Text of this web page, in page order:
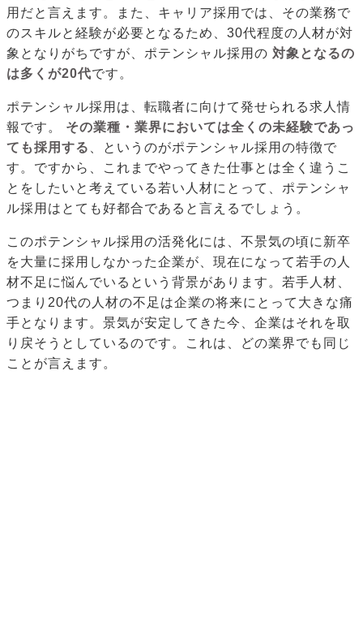
用だと言えます。また、キャリア採用では、その業務で
のスキルと経験が必要となるため、30代程度の人材が対
象となりがちですが、ポテンシャル採用の 対象となるの
は多くが20代です。
ポテンシャル採用は、転職者に向けて発せられる求人情
報です。
その業種・業界においては全くの未経験であっ
ても採用する
、というのがポテンシャル採用の特徴で
す。ですから、これまでやってきた仕事とは全く違うこ
とをしたいと考えている若い人材にとって、ポテンシャ
ル採用はとても好都合であると言えるでしょう。
このポテンシャル採用の活発化には、不景気の頃に新卒
を大量に採用しなかった企業が、現在になって若手の人
材不足に悩んでいるという背景があります。若手人材、
つまり20代の人材の不足は企業の将来にとって大きな痛
手となります。景気が安定してきた今、企業はそれを取
り戻そうとしているのです。これは、どの業界でも同じ
ことが言えます。